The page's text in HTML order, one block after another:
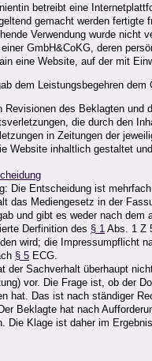
betreibt eine
gemacht werden fertigte
Verwendung wurde nicht
GmbH&CoKG, deren
eine Website, auf der mit
dem Leistungsbegehren
Revisionen des Beklagten
die durch den
in Zeitungen der
Website inhaltlich gestaltet
Die Entscheidung ist
das Mediengesetz in der
und gibt es weder nach dem
Derfinition des § 1 Abs. 1 Z
wird; die Impressumpflicht
§ 5 ECG.
der Sachverhalt überhaupt
vor. Die Frage ist, ob der
hat. Das ist nach ständiger
Beklagte hat nach
Die Klage ist daher im